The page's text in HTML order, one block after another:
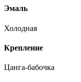
Эмаль
Холодная
Крепление
Цанга-бабочка